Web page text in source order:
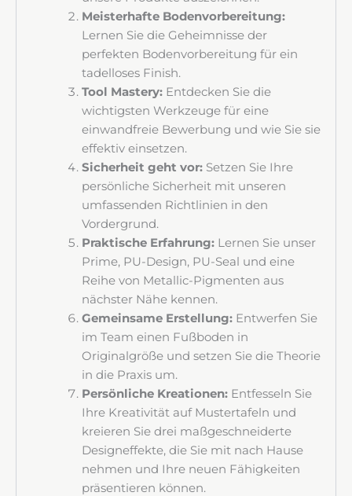
Angeboten, neuen Produkten und Veranstaltungen.
Meisterhafte Bodenvorbereitung:
Lernen Sie die Geheimnisse der
perfekten Bodenvorbereitung für ein
tadelloses Finish.
Tool Mastery:Entdecken Sie die
wichtigsten Werkzeuge für eine
einwandfreie Bewerbung und wie Sie sie
effektiv einsetzen.
Sicherheit geht vor:Setzen Sie Ihre
persönliche Sicherheit mit unseren
umfassenden Richtlinien in den
Vordergrund.
Praktische Erfahrung:Lernen Sie unser
Prime, PU-Design, PU-Seal und eine
Reihe von Metallic-Pigmenten aus
nächster Nähe kennen.
Gemeinsame Erstellung:Entwerfen Sie
im Team einen Fußboden in
Originalgröße und setzen Sie die Theorie
in die Praxis um.
Persönliche Kreationen:Entfesseln Sie
Ihre Kreativität auf Mustertafeln und
kreieren Sie drei maßgeschneiderte
Designeffekte, die Sie mit nach Hause
nehmen und Ihre neuen Fähigkeiten
präsentieren können.